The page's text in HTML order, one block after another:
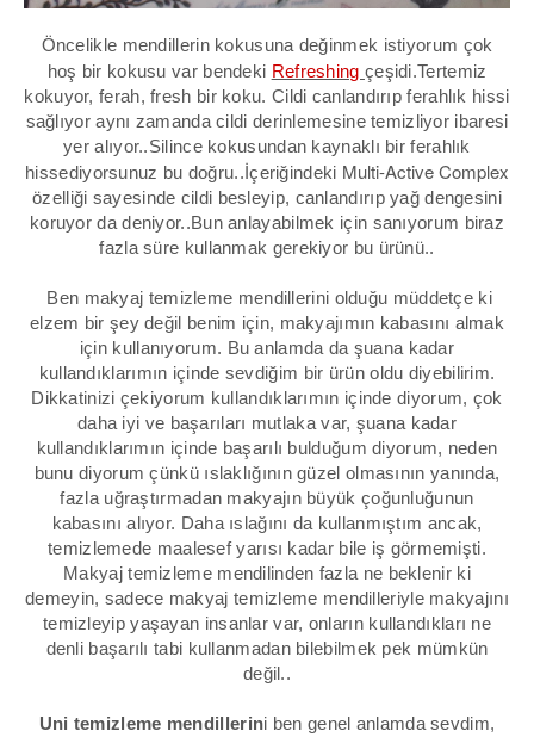
Öncelikle mendillerin kokusuna değinmek istiyorum çok
hoş bir kokusu var bendeki Refreshing çeşidi.Tertemiz
kokuyor, ferah, fresh bir koku. Cildi canlandırıp ferahlık hissi
sağlıyor aynı zamanda cildi derinlemesine temizliyor ibaresi
yer alıyor..Silince kokusundan kaynaklı bir ferahlık
hissediyorsunuz bu doğru..İçeriğindeki Multi-Active Complex
özelliği sayesinde cildi besleyip, canlandırıp yağ dengesini
koruyor da deniyor..Bun anlayabilmek için sanıyorum biraz
fazla süre kullanmak gerekiyor bu ürünü..
Ben makyaj temizleme mendillerini olduğu müddetçe ki
elzem bir şey değil benim için, makyajımın kabasını almak
için kullanıyorum. Bu anlamda da şuana kadar
kullandıklarımın içinde sevdiğim bir ürün oldu diyebilirim.
Dikkatinizi çekiyorum kullandıklarımın içinde diyorum, çok
daha iyi ve başarıları mutlaka var, şuana kadar
kullandıklarımın içinde başarılı bulduğum diyorum, neden
bunu diyorum çünkü ıslaklığının güzel olmasının yanında,
fazla uğraştırmadan makyajın büyük çoğunluğunun
kabasını alıyor. Daha ıslağını da kullanmıştım ancak,
temizlemede maalesef yarısı kadar bile iş görmemişti.
Makyaj temizleme mendilinden fazla ne beklenir ki
demeyin, sadece makyaj temizleme mendilleriyle makyajını
temizleyip yaşayan insanlar var, onların kullandıkları ne
denli başarılı tabi kullanmadan bilebilmek pek mümkün
değil..
Uni temizleme mendillerini ben genel anlamda sevdim,